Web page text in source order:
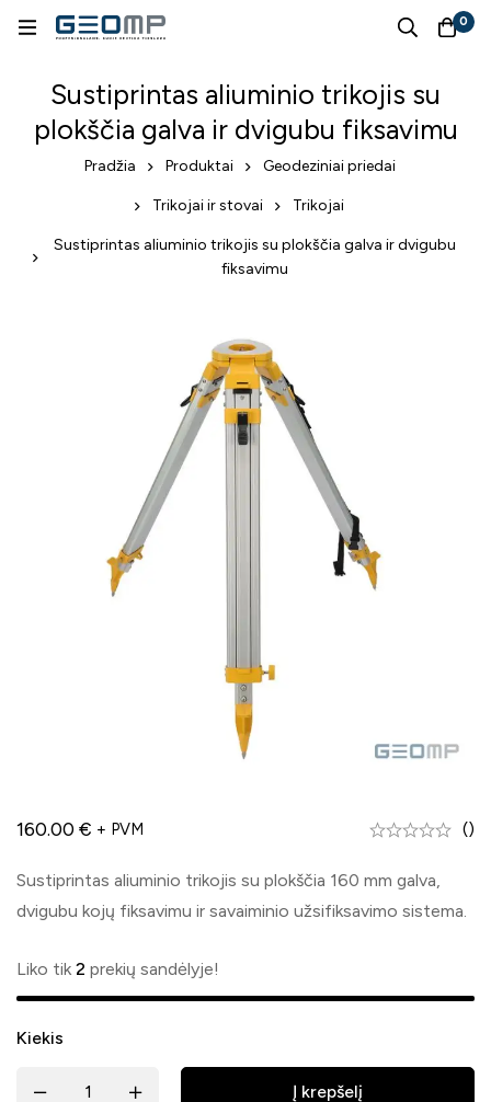
0
Sustiprintas aliuminio trikojis su
plokščia galva ir dvigubu fiksavimu
Pradžia Produktai Geodeziniai priedai
Trikojai ir stovai Trikojai
Sustiprintas aliuminio trikojis su plokščia galva ir dvigubu
fiksavimu
160.00 € + PVM ()
Sustiprintas aliuminio trikojis su plokščia 160 mm galva,
dvigubu kojų fiksavimu ir savaiminio užsifiksavimo sistema.
Liko tik 2 prekių sandėlyje!
Kiekis
Į krepšelį